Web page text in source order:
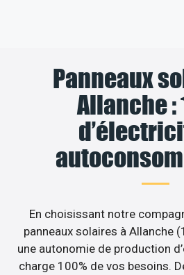
Panneaux
Allanche :
En choisissant notre
panneaux solaires à Allanche
une autonomie de production
charge 100% de vos besoins.